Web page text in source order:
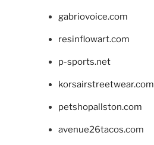
gabriovoice.com
resinflowart.com
p-sports.net
korsairstreetwear.com
petshopallston.com
avenue26tacos.com